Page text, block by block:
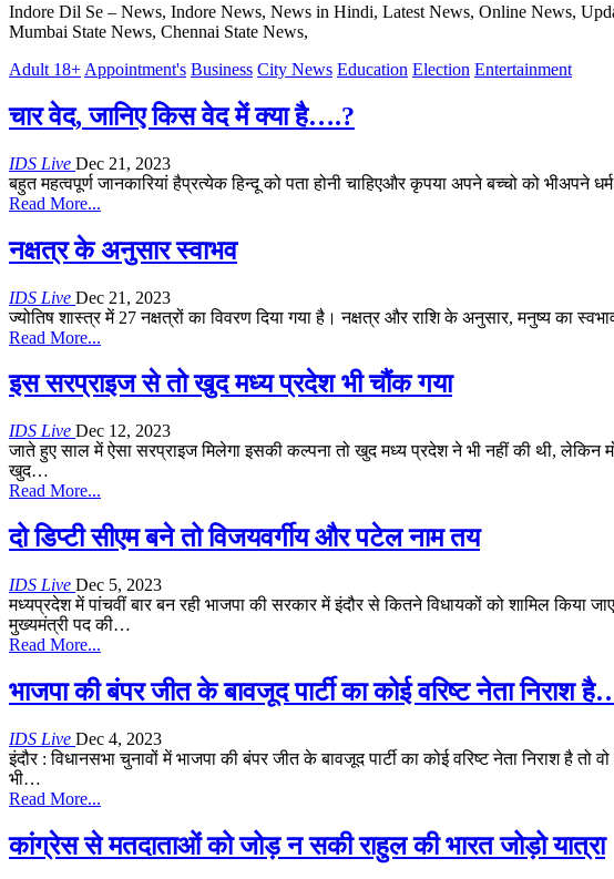
Indore Dil Se – News, Indore News, News in Hindi, Latest News, Online News,
Mumbai State News, Chennai State News,
Adult 18+ Appointment's Business City News Education Election Entertainment
चार वेद, जानिए किस वेद में क्या है….?
IDS Live Dec 21, 2023
बहुत महत्वपूर्ण जानकारियां हैप्रत्येक हिन्दू को पता होनी चाहिएऔर कृपया अपने बच्चो को भीअपने
Read More...
नक्षत्र के अनुसार स्वाभव
IDS Live Dec 21, 2023
ज्योतिष शास्त्र में 27 नक्षत्रों का विवरण दिया गया है। नक्षत्र और राशि के अनुसार, मनुष्य का
Read More...
इस सरप्राइज से तो खुद मध्य प्रदेश भी चौंक गया
IDS Live Dec 12, 2023
जाते हुए साल में ऐसा सरप्राइज मिलेगा इसकी कल्पना तो खुद मध्य प्रदेश ने भी नहीं की थी, लेकिन
खुद…
Read More...
दो डिप्टी सीएम बने तो विजयवर्गीय और पटेल नाम तय
IDS Live Dec 5, 2023
मध्यप्रदेश में पांचवीं बार बन रही भाजपा की सरकार में इंदौर से कितने विधायकों को शामिल
मुख्यमंत्री पद की…
Read More...
भाजपा की बंपर जीत के बावजूद पार्टी का कोई वरिष्ट नेता निराश
IDS Live Dec 4, 2023
इंदौर : विधानसभा चुनावों में भाजपा की बंपर जीत के बावजूद पार्टी का कोई वरिष्ट नेता निराश है
भी…
Read More...
कांग्रेस से मतदाताओं को जोड़ न सकी राहुल की भारत जोड़ो यात्रा